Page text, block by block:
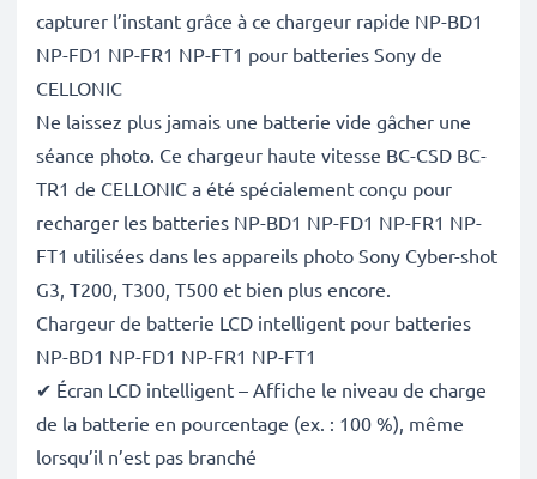
capturer l’instant grâce à ce chargeur rapide NP-BD1
NP-FD1 NP-FR1 NP-FT1 pour batteries Sony de
CELLONIC
Ne laissez plus jamais une batterie vide gâcher une
séance photo. Ce chargeur haute vitesse BC-CSD BC-
TR1 de CELLONIC a été spécialement conçu pour
recharger les batteries NP-BD1 NP-FD1 NP-FR1 NP-
FT1 utilisées dans les appareils photo Sony Cyber-shot
G3, T200, T300, T500 et bien plus encore.
Chargeur de batterie LCD intelligent pour batteries
NP-BD1 NP-FD1 NP-FR1 NP-FT1
✔ Écran LCD intelligent – Affiche le niveau de charge
de la batterie en pourcentage (ex. : 100 %), même
lorsqu’il n’est pas branché